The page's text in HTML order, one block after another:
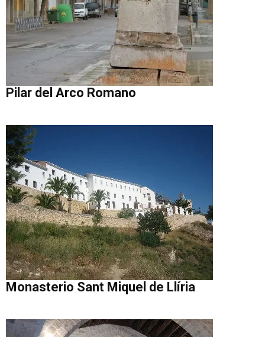
Pilar del Arco Romano
Monasterio Sant Miquel de Llíria